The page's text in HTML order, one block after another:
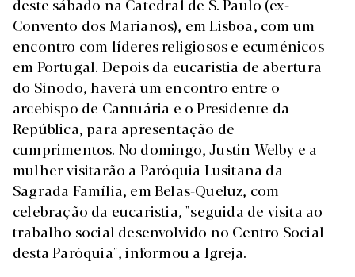
Convento dos Marianos), em Lisboa, com um
encontro com líderes religiosos e ecuménicos
em Portugal. Depois da eucaristia de abertura
do Sínodo, haverá um encontro entre o
arcebispo de Cantuária e o Presidente da
República, para apresentação de
cumprimentos. No domingo, Justin Welby e a
mulher visitarão a Paróquia Lusitana da
Sagrada Família, em Belas-Queluz, com
celebração da eucaristia, "seguida de visita ao
trabalho social desenvolvido no Centro Social
desta Paróquia", informou a Igreja.